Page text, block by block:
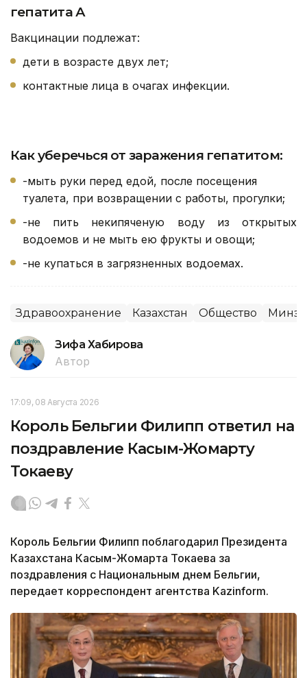
гепатита А
Вакцинации подлежат:
дети в возрасте двух лет;
контактные лица в очагах инфекции.
Как уберечься от заражения гепатитом:
-⁠мыть руки перед едой, после посещения
туалета, при возвращении с работы, прогулки;
-не пить некипяченую воду из открытых
водоемов и не мыть ею фрукты и овощи;
-не купаться в загрязненных водоемах.
Здравоохранение Казахстан Общество
Зифа Хабирова
Автор
17:09, 08 Августа 2026
Король Бельгии Филипп ответил на
поздравление Касым-Жомарту
Токаеву
Король Бельгии Филипп поблагодарил Президента
Казахстана Касым-Жомарта Токаева за
поздравления с Национальным днем Бельгии,
передает корреспондент агентства Kazinform.